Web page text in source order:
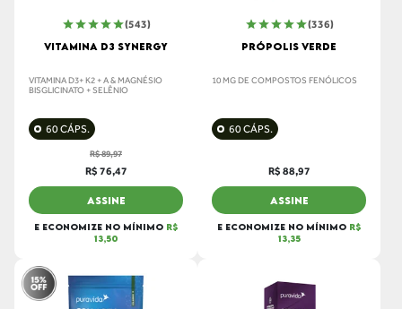
(543)
VITAMINA D3 SYNERGY
VITAMINA D3+ K2 + A & MAGNÉSIO
BISGLICINATO + SELÊNIO
60 CÁPS.
R$ 89,97
R$ 76,47
ASSINE
E ECONOMIZE NO MÍNIMO R$
13,50
(336)
PRÓPOLIS VERDE
10 MG DE COMPOSTOS FENÓLICOS
60 CÁPS.
R$ 88,97
ASSINE
E ECONOMIZE NO MÍNIMO R$
13,35